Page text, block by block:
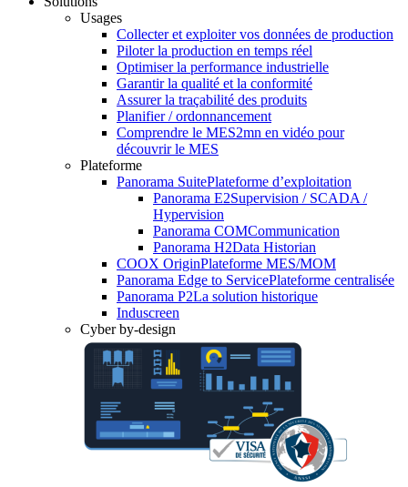
Usages
Collecter et exploiter vos données de production
Piloter la production en temps réel
Optimiser la performance industrielle
Garantir la qualité et la conformité
Assurer la traçabilité des produits
Planifier / ordonnancement
Comprendre le MES2mn en vidéo pour
découvrir le MES
Plateforme
Panorama SuitePlateforme d’exploitation
Panorama E2Supervision / SCADA /
Hypervision
Panorama COMCommunication
Panorama H2Data Historian
COOX OriginPlateforme MES/MOM
Panorama Edge to ServicePlateforme centralisée
Panorama P2La solution historique
Induscreen
Cyber by-design